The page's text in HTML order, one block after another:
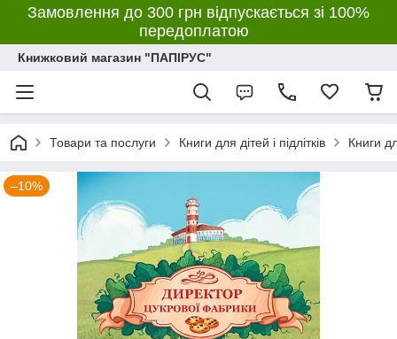
Замовлення до 300 грн відпускається зі 100%
передоплатою
Книжковий магазин "ПАПІРУС"
Товари та послуги Книги для дітей і підлітків Книги
–10%